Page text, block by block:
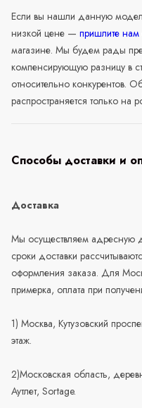
Если вы нашли данную
низкой цене — пришлите нам
магазине. Мы будем рады
компенсирующую разницу в
относительно конкурентов.
распространяется только на
Способы доставки и
Доставка
Мы осуществляем адресную
сроки доставки
оформления заказа. Для
примерка, оплата при
1) Москва, Кутузовский
этаж.
2)Московская область,
Аутлет, Sortage.